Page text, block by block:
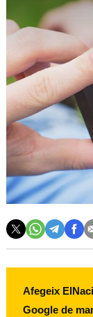
Afegeix
Google de